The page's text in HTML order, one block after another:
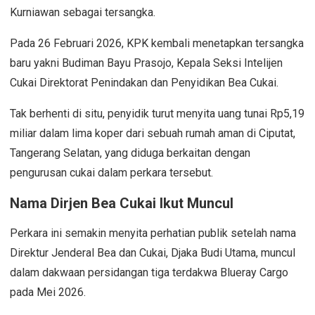
Kurniawan sebagai tersangka.
Pada 26 Februari 2026, KPK kembali menetapkan tersangka
baru yakni Budiman Bayu Prasojo, Kepala Seksi Intelijen
Cukai Direktorat Penindakan dan Penyidikan Bea Cukai.
Tak berhenti di situ, penyidik turut menyita uang tunai Rp5,19
miliar dalam lima koper dari sebuah rumah aman di Ciputat,
Tangerang Selatan, yang diduga berkaitan dengan
pengurusan cukai dalam perkara tersebut.
Nama Dirjen Bea Cukai Ikut Muncul
Perkara ini semakin menyita perhatian publik setelah nama
Direktur Jenderal Bea dan Cukai, Djaka Budi Utama, muncul
dalam dakwaan persidangan tiga terdakwa Blueray Cargo
pada Mei 2026.